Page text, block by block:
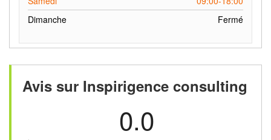
Dimanche
Fermé
Avis sur Inspirigence consulting
0.0